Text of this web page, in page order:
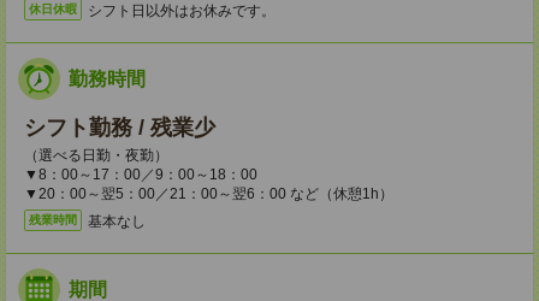
休日休暇 シフト日以外はお休みです。
勤務時間
シフト勤務 / 残業少
（選べる日勤・夜勤）
▼8：00～17：00／9：00～18：00
▼20：00～翌5：00／21：00～翌6：00 など（休憩1h）
残業時間 基本なし
期間